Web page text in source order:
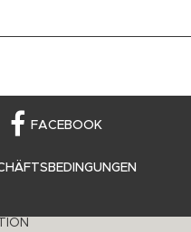
FACEBOOK